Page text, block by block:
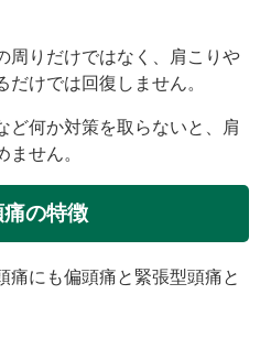
周りだけではなく、肩こりや
けでは回復しません。
ど何か対策を取らないと、肩
ません。
の特徴
痛にも偏頭痛と緊張型頭痛と